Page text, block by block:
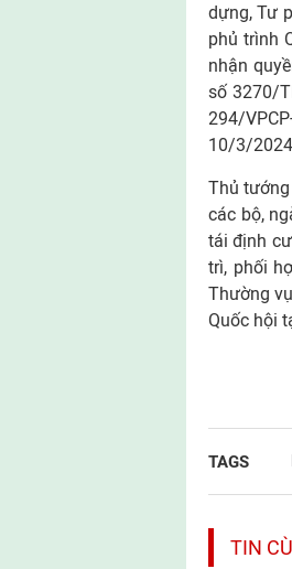
dựng, Tư
phủ trình
nhận
số 3270/
294/
10/3/
Thủ
các bộ,
tái định
trì, phối
Thường
Quốc hội
TAGS
TIN